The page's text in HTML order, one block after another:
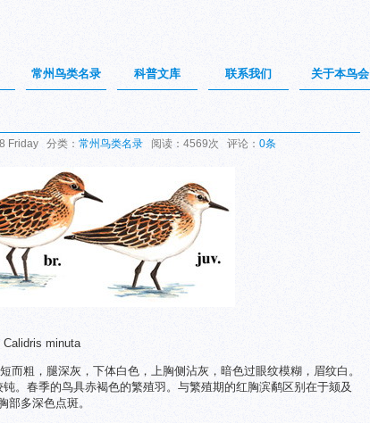
常州鸟类名录 科普文库 联系我们 关于本鸟会
Friday 分类： 常州鸟类名录 阅读：4569次 评论： 0条
minuta
而粗，腿深灰，下体白色，上胸侧沾灰，暗色过眼纹模糊，眉纹白。
。春季的鸟具赤褐色的繁殖羽。与繁殖期的红胸滨鹬区别在于颏及
部多深色点斑。